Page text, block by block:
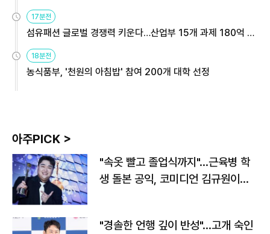
용해야
17분전
섬유패션 글로벌 경쟁력 키운다…산업부 15개 과제 180억 지
원
18분전
농식품부, '천원의 아침밥' 참여 200개 대학 선정
아주PICK >
"속옷 빨고 졸업식까지"…근육병 학
생 돌본 공익, 코미디언 김규원이었
"경솔한 언행 깊이 반성"…고개 숙인